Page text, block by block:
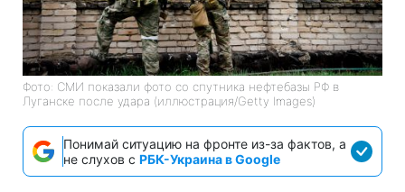
Фото: СМИ показали фото со спутника нефтебазы РФ в
Луганске после удара (иллюстрация/Getty Images)
Понимай ситуацию на фронте из-за фактов, а
не слухов с РБК-Украина в Google